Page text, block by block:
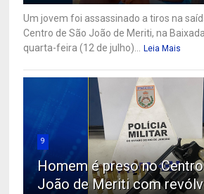
Um jovem foi assassinado a tiros na
Centro de São João de Meriti, na
quarta-feira (12 de julho)... Leia Mais
9
Homem é preso no
João de Meriti com